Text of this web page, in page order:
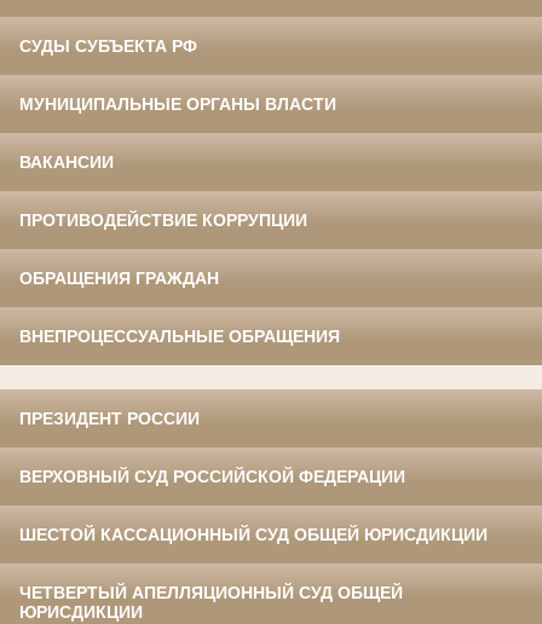
СУДЫ СУБЪЕКТА РФ
МУНИЦИПАЛЬНЫЕ ОРГАНЫ ВЛАСТИ
ВАКАНСИИ
ПРОТИВОДЕЙСТВИЕ КОРРУПЦИИ
ОБРАЩЕНИЯ ГРАЖДАН
ВНЕПРОЦЕССУАЛЬНЫЕ ОБРАЩЕНИЯ
ПРЕЗИДЕНТ РОССИИ
ВЕРХОВНЫЙ СУД РОССИЙСКОЙ ФЕДЕРАЦИИ
ШЕСТОЙ КАССАЦИОННЫЙ СУД ОБЩЕЙ ЮРИСДИКЦИИ
ЧЕТВЕРТЫЙ АПЕЛЛЯЦИОННЫЙ СУД ОБЩЕЙ
ЮРИСДИКЦИИ